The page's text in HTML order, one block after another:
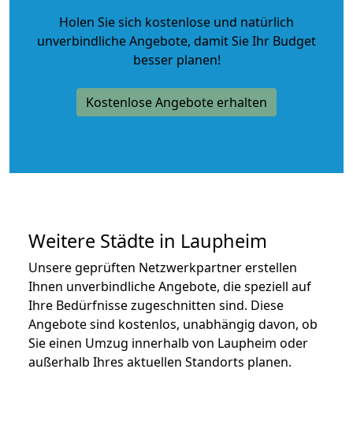
Holen Sie sich kostenlose und natürlich
unverbindliche Angebote, damit Sie Ihr Budget
besser planen!
Kostenlose Angebote erhalten
Weitere Städte in Laupheim
Unsere geprüften Netzwerkpartner erstellen
Ihnen unverbindliche Angebote, die speziell auf
Ihre Bedürfnisse zugeschnitten sind. Diese
Angebote sind kostenlos, unabhängig davon, ob
Sie einen Umzug innerhalb von Laupheim oder
außerhalb Ihres aktuellen Standorts planen.